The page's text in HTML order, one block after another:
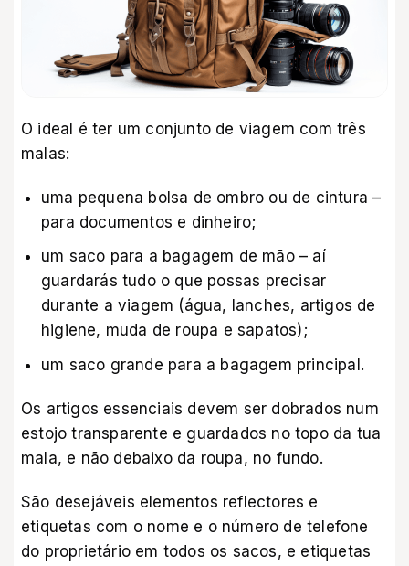
O ideal é ter um conjunto de viagem com três
malas:
uma pequena bolsa de ombro ou de cintura –
para documentos e dinheiro;
um saco para a bagagem de mão – aí
guardarás tudo o que possas precisar
durante a viagem (água, lanches, artigos de
higiene, muda de roupa e sapatos);
um saco grande para a bagagem principal.
Os artigos essenciais devem ser dobrados num
estojo transparente e guardados no topo da tua
mala, e não debaixo da roupa, no fundo.
São desejáveis elementos reflectores e
etiquetas com o nome e o número de telefone
do proprietário em todos os sacos, e etiquetas